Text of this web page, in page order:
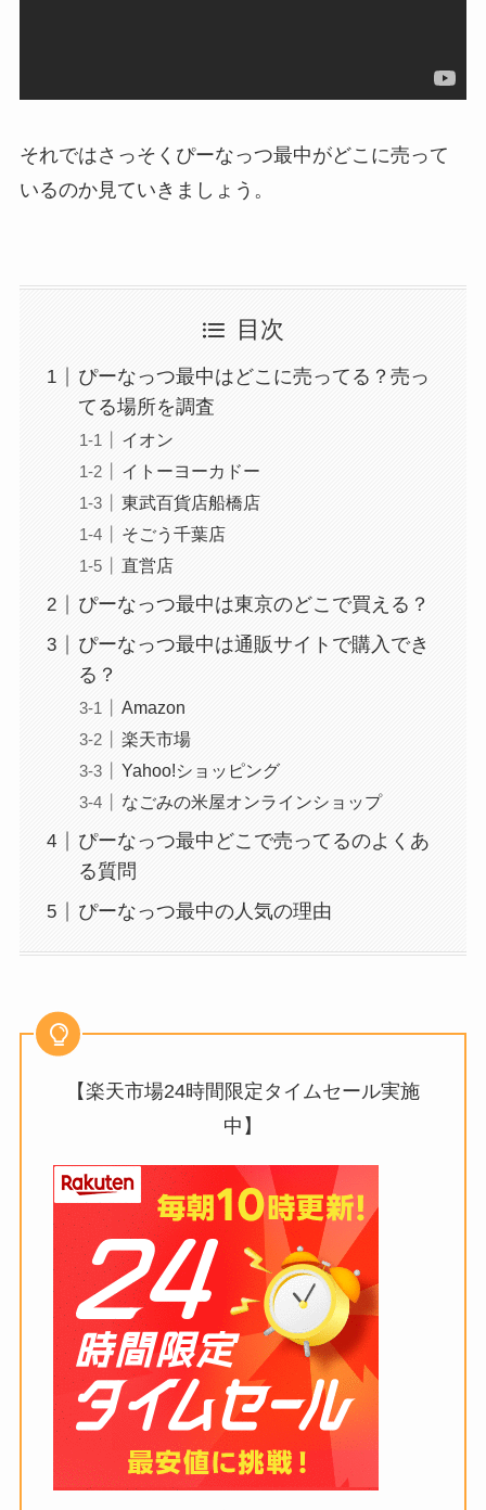
それではさっそくぴーなっつ最中がどこに売って
いるのか見ていきましょう。
目次
ぴーなっつ最中はどこに売ってる？売っ
てる場所を調査
イオン
イトーヨーカドー
東武百貨店船橋店
そごう千葉店
直営店
ぴーなっつ最中は東京のどこで買える？
ぴーなっつ最中は通販サイトで購入でき
る？
Amazon
楽天市場
Yahoo!ショッピング
なごみの米屋オンラインショップ
ぴーなっつ最中どこで売ってるのよくあ
る質問
ぴーなっつ最中の人気の理由
【楽天市場24時間限定タイムセール実施
中】